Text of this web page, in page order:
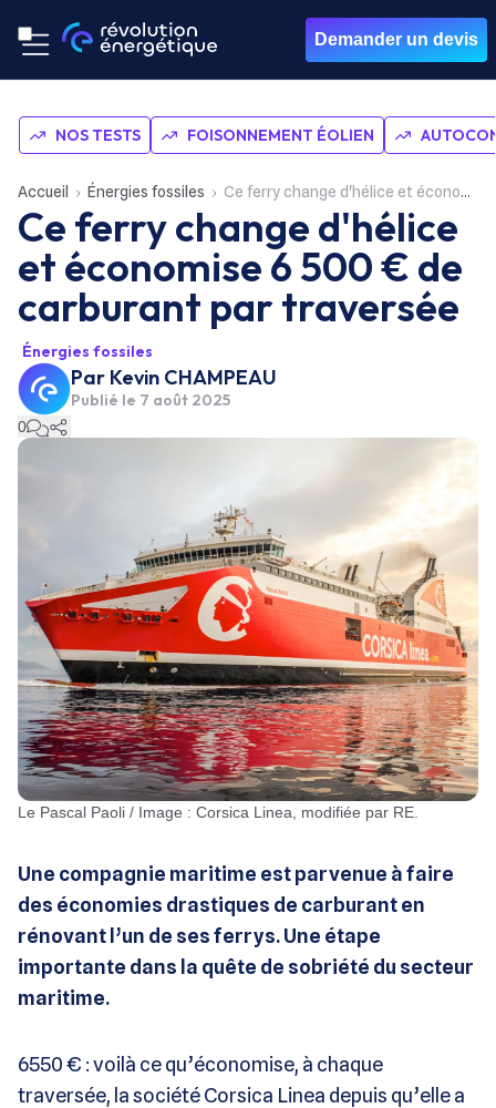
Demander un devis
NOS TESTS FOISONNEMENT ÉOLIEN
Accueil Énergies fossiles Ce ferry change d'hélice et économise 6 500 € de carburant par traversée
Ce ferry change d'hélice
et économise 6 500 € de
carburant par traversée
Énergies fossiles
Par Kevin CHAMPEAU
Publié le 7 août 2025
0
Le Pascal Paoli / Image : Corsica Linea, modifiée par RE.
Une compagnie maritime est parvenue à faire
des économies drastiques de carburant en
rénovant l’un de ses ferrys. Une étape
importante dans la quête de sobriété du secteur
maritime.
6550 € : voilà ce qu’économise, à chaque
traversée, la société Corsica Linea depuis qu’elle a